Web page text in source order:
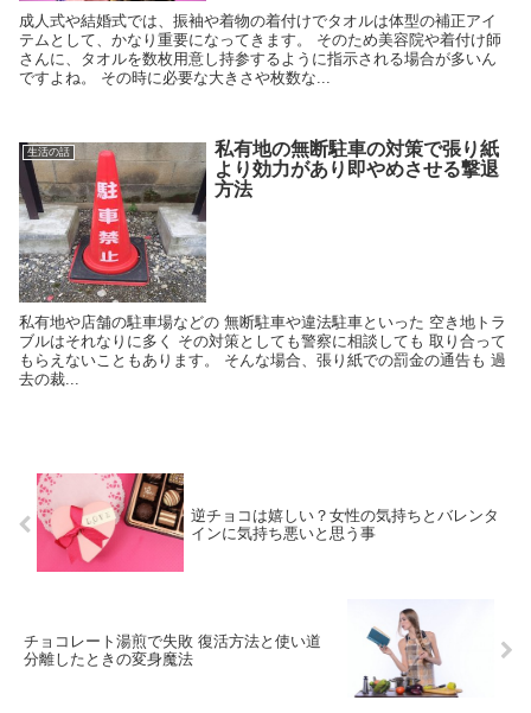
成人式や結婚式では、振袖や着物の着付けでタオルは体型の補正アイ
テムとして、かなり重要になってきます。 そのため美容院や着付け師
さんに、タオルを数枚用意し持参するように指示される場合が多いん
ですよね。 その時に必要な大きさや枚数な...
生活の話
私有地の無断駐車の対策で張り紙
より効力があり即やめさせる撃退
方法
私有地や店舗の駐車場などの 無断駐車や違法駐車といった 空き地トラ
ブルはそれなりに多く その対策としても警察に相談しても 取り合って
もらえないこともあります。 そんな場合、張り紙での罰金の通告も 過
去の裁...
逆チョコは嬉しい？女性の気持ちとバレンタ
インに気持ち悪いと思う事
チョコレート湯煎で失敗 復活方法と使い道
分離したときの変身魔法